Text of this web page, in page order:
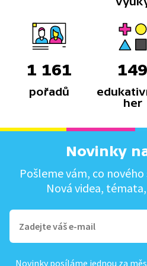
1 161
pořadů
149
her
Novinky
Pošleme vám, co nového
Nová videa,
Novinky posíláme jednou za